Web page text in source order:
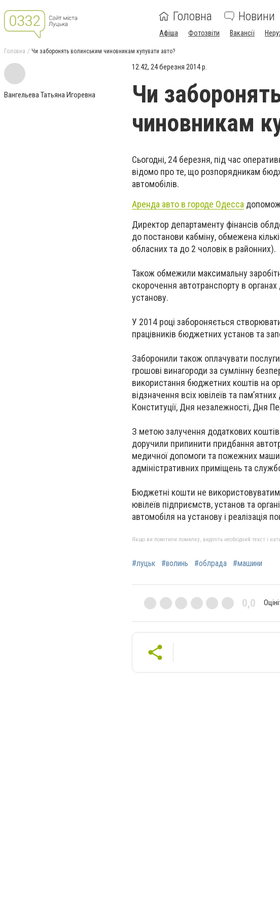
Головна Новини
Афіша Фотозвіти Вакансії
Головна Чи заборонять волинським чиновникам купувати авто?
Вангельева Татьяна Игоревна
12:42, 24 березня 2014 р.
Чи
чиновникам
Сьогодні, 24 березня, під час
відомо про те, що розпорядникам
автомобілів.
Аренда авто в городе Одесса
Директор департаменту фінансів
до постанови кабміну, обмежена
обласних та до 2 чоловік в районних).
Також обмежили максимальну
скорочення автотранспорту в
установу.
У 2014 році забороняється
працівників бюджетних установ та
Заборонили також оплачувати
грошові винагороди за сумлінну
використання бюджетних коштів на
відзначення всіх ювілеїв та
Конституції, Дня незалежності, Дня
З метою залучення додаткових
доручили припинити придбання
медичної допомоги та пожежних
адміністративних приміщень та
Бюджетні кошти не
ювілеїв підприємств, установ та
автомобіля на установу і реалізація
Якщо ви помітили помилку, виділіть необхідний текст і
#луцьк #волинь #облрада #машини
0,0